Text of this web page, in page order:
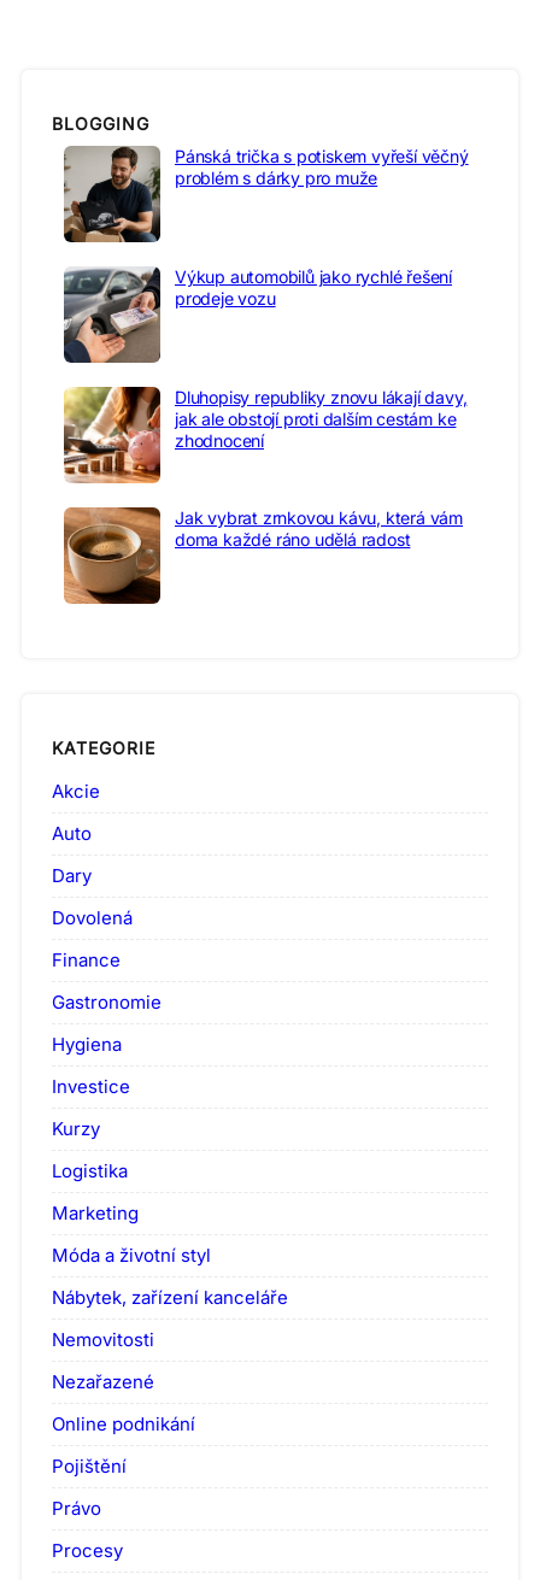
BLOGGING
Pánská trička s potiskem vyřeší věčný
problém s dárky pro muže
Výkup automobilů jako rychlé řešení
prodeje vozu
Dluhopisy republiky znovu lákají davy,
jak ale obstojí proti dalším cestám ke
zhodnocení
Jak vybrat zrnkovou kávu, která vám
doma každé ráno udělá radost
KATEGORIE
Akcie
Auto
Dary
Dovolená
Finance
Gastronomie
Hygiena
Investice
Kurzy
Logistika
Marketing
Móda a životní styl
Nábytek, zařízení kanceláře
Nemovitosti
Nezařazené
Online podnikání
Pojištění
Právo
Procesy